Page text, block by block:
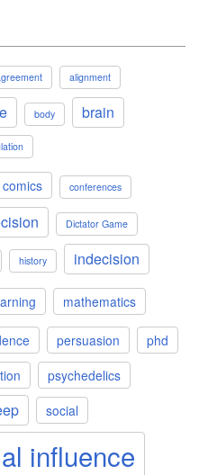
alignment
body brain
comics conferences
Dictator Game
history indecision
mathematics
persuasion
phd
psychedelics
social
influence